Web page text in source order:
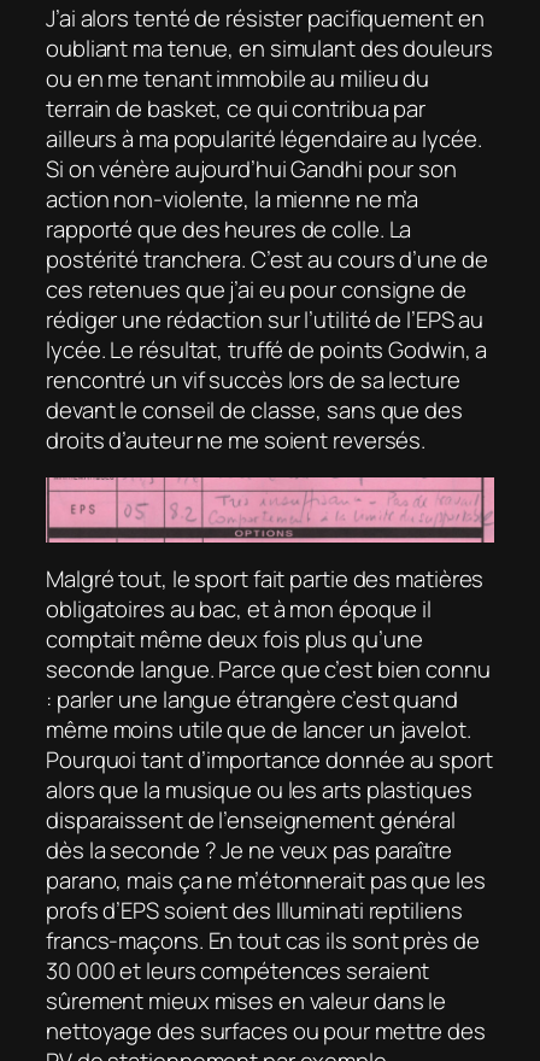
J’ai alors tenté de résister pacifiquement en
oubliant ma tenue, en simulant des douleurs
ou en me tenant immobile au milieu du
terrain de basket, ce qui contribua par
ailleurs à ma popularité légendaire au lycée.
Si on vénère aujourd’hui Gandhi pour son
action non-violente, la mienne ne m’a
rapporté que des heures de colle. La
postérité tranchera. C’est au cours d’une de
ces retenues que j’ai eu pour consigne de
rédiger une rédaction sur l’utilité de l’EPS au
lycée. Le résultat, truffé de points Godwin, a
rencontré un vif succès lors de sa lecture
devant le conseil de classe, sans que des
droits d’auteur ne me soient reversés.
Malgré tout, le sport fait partie des matières
obligatoires au bac, et à mon époque il
comptait même deux fois plus qu’une
seconde langue. Parce que c’est bien connu
: parler une langue étrangère c’est quand
même moins utile que de lancer un javelot.
Pourquoi tant d’importance donnée au sport
alors que la musique ou les arts plastiques
disparaissent de l’enseignement général
dès la seconde ? Je ne veux pas paraître
parano, mais ça ne m’étonnerait pas que les
profs d’EPS soient des Illuminati reptiliens
francs-maçons. En tout cas ils sont près de
30 000 et leurs compétences seraient
sûrement mieux mises en valeur dans le
nettoyage des surfaces ou pour mettre des